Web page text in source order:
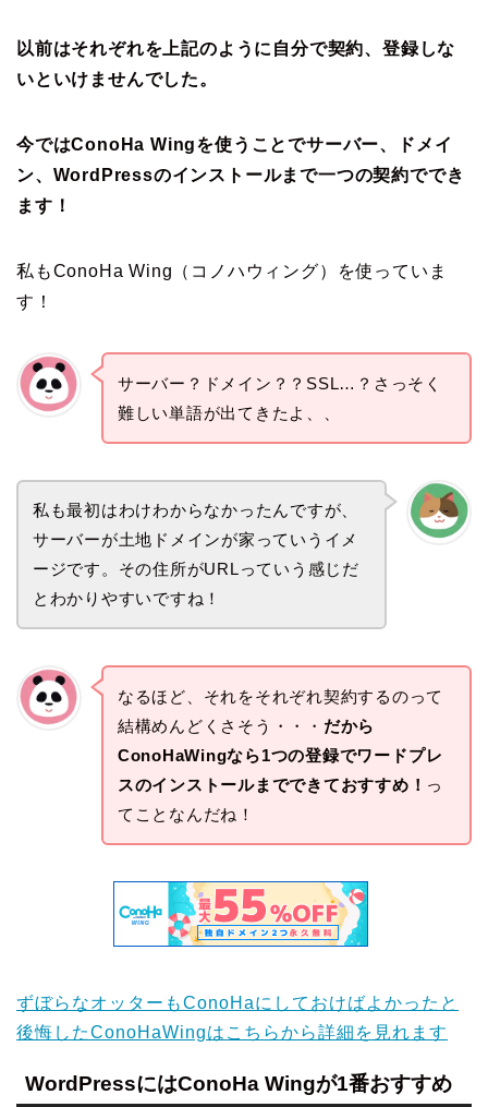
以前はそれぞれを上記のように自分で契約、登録しな
いといけませんでした。
今ではConoHa Wingを使うことでサーバー、ドメイ
ン、WordPressのインストールまで一つの契約ででき
ます！
私もConoHa Wing（コノハウィング）を使っていま
す！
サーバー？ドメイン？？SSL…？さっそく
難しい単語が出てきたよ、、
私も最初はわけわからなかったんですが、
サーバーが土地ドメインが家っていうイメ
ージです。その住所がURLっていう感じだ
とわかりやすいですね！
なるほど、それをそれぞれ契約するのって
結構めんどくさそう・・・ だから
ConoHaWingなら1つの登録でワードプレ
スのインストールまでできておすすめ！ っ
てことなんだね！
ずぼらなオッターもConoHaにしておけばよかったと
後悔したConoHaWingはこちらから詳細を見れます
WordPressにはConoHa Wingが1番おすすめ